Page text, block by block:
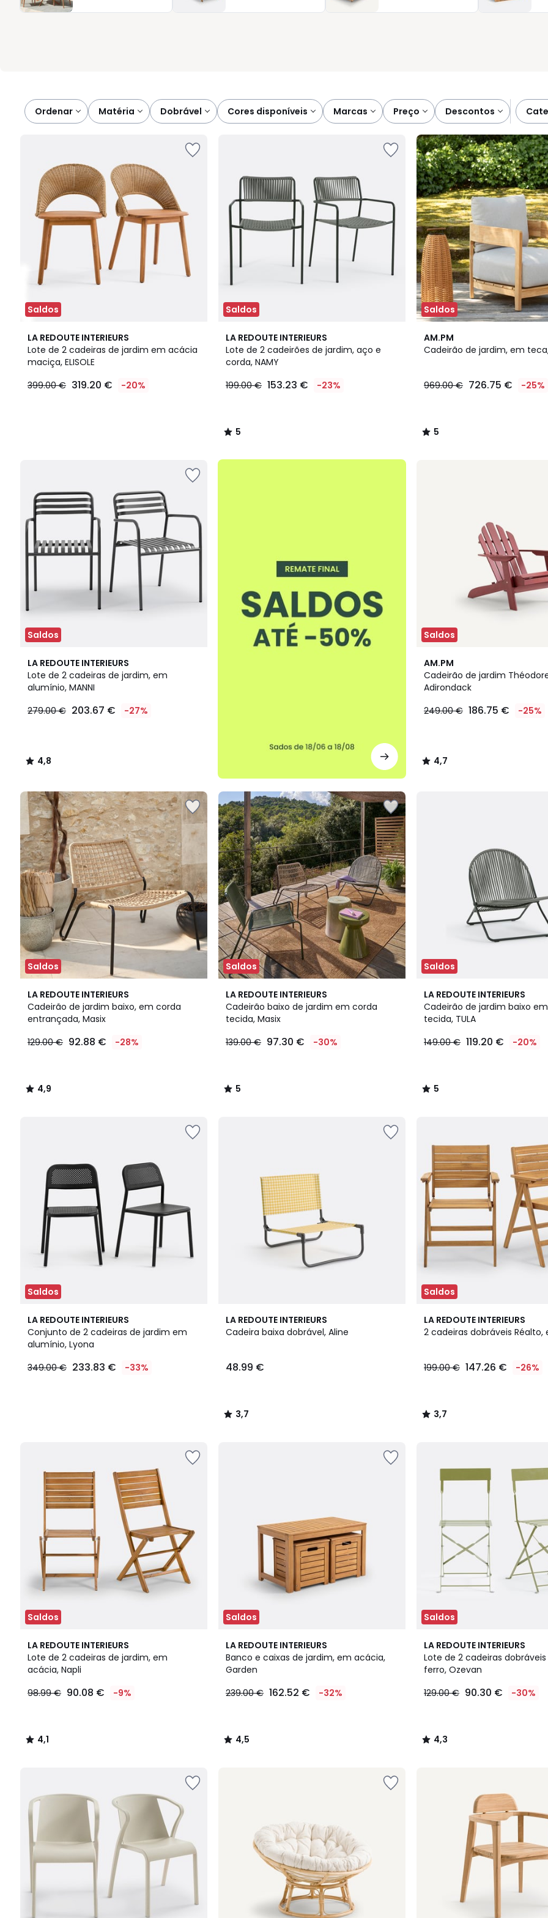
transforma as refeições em momentos de partilha, cada banco acrescenta aquela ajuda prática que simplifica a rotina. E o
Ordenar matéria dobrável cores disponíveis marcas preço descontos
Saldos
LA REDOUTE INTERIEURS
Lote de 2 cadeiras de jardim em acácia
maciça, ELISOLE
€
aplicado.
399.00 € 319.20 € -20%
Saldos
LA REDOUTE INTERIEURS
Lote de 2 cadeirões de jardim, aço e
corda, NAMY
199.00 € 153.23 € -23%
5
/
5
5
/
Saldos
AM.PM
Cadeirão de jardim, em
969.00 € 726.75 € -25%
5
/
5
/
Saldos
LA REDOUTE INTERIEURS
Lote de 2 cadeiras de jardim, em
alumínio, MANNI
279.00 € 203.67 € -27%
4,8
/ 5
4,8
/
até
Saldos
AM.PM
Cadeirão de jardim
Adirondack
249.00 € 186.75 € -25%
4,7
/ 5
4,7
/
Saldos
LA REDOUTE INTERIEURS
Cadeirão de jardim baixo, em corda
entrançada, Masix
129.00 € 92.88 € -28%
4,9
/ 5
4,9
/
Saldos
LA REDOUTE INTERIEURS
Cadeirão baixo de jardim em corda
tecida, Masix
139.00 € 97.30 € -30%
5
/
5
5
/
Saldos
LA REDOUTE INTERIEURS
Cadeirão de jardim baixo
tecida, TULA
149.00 € 119.20 € -20%
5
/
5
5
/
Saldos
LA REDOUTE INTERIEURS
Conjunto de 2 cadeiras de jardim em
alumínio, Lyona
349.00 € 233.83 € -33%
LA REDOUTE INTERIEURS
Cadeira baixa dobrável, Aline
48.99 €
3,7
/ 5
3,7
/
Saldos
LA REDOUTE INTERIEURS
2 cadeiras dobráveis
199.00 € 147.26 € -26%
3,7
/ 5
3,7
/
Saldos
LA REDOUTE INTERIEURS
Lote de 2 cadeiras de jardim, em
acácia, Napli
98.99 € 90.08 € -9%
4,1
/ 5
4,1
/
Saldos
LA REDOUTE INTERIEURS
Banco e caixas de jardim, em acácia,
Garden
239.00 € 162.52 € -32%
4,5
/ 5
4,5
/
Saldos
LA REDOUTE INTERIEURS
Lote de 2 cadeiras
ferro, Ozevan
129.00 € 90.30 € -30%
4,3
/ 5
2
Cores
4,3
/